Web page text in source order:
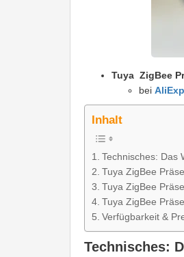
Tuya ZigBee
bei
Inhalt
Technisches: Das
Tuya ZigBee
Tuya ZigBee
Tuya ZigBee
Verfügbarkeit &
Technisches: